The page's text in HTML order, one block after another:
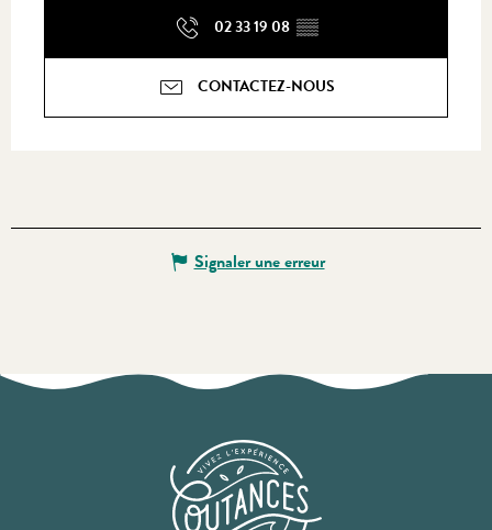
02 33 19 08 ▒▒
CONTACTEZ-NOUS
Signaler une erreur